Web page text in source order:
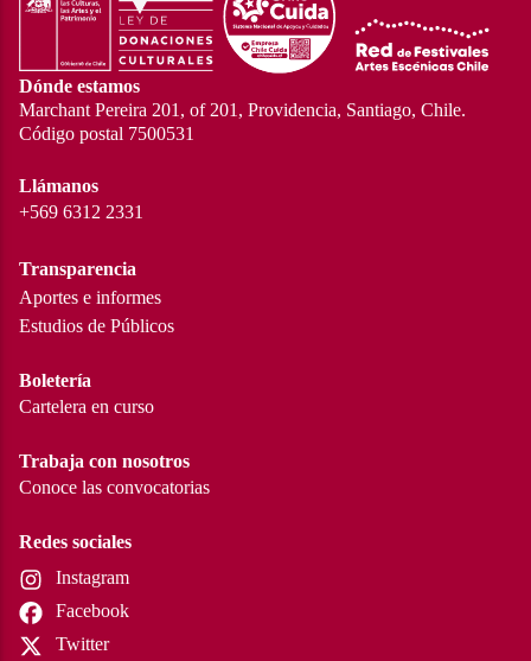
Dónde estamos
Marchant Pereira 201, of 201, Providencia, Santiago, Chile.
Código postal 7500531
Llámanos
+569 6312 2331
Transparencia
Aportes e informes
Estudios de Públicos
Boletería
Cartelera en curso
Trabaja con nosotros
Conoce las convocatorias
Redes sociales
Instagram
Facebook
Twitter